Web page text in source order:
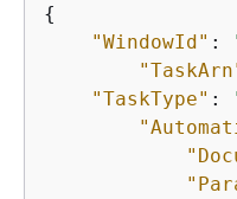
{
"WindowId" :
"TaskType" :